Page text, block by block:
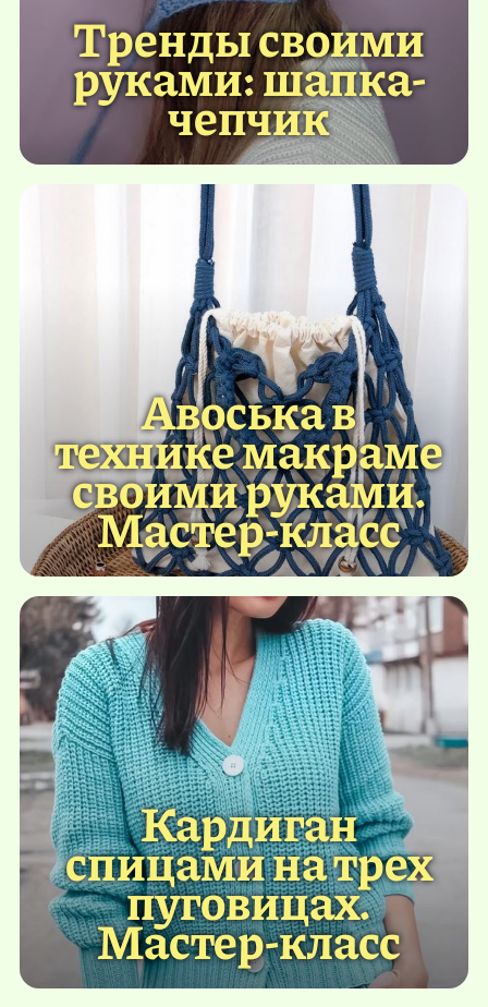
Тренды своими
руками: шапка-
чепчик
Авоська в
технике макраме
своими руками.
Мастер-класс
Кардиган
спицами на трех
пуговицах.
Мастер-класс